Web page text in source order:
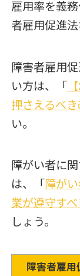
雇用率を義
者雇用促進法
障害者雇用
い方は、「
押さえるべ
い。
障がい者に
は、「 障が
業が遵守す
しょう。
障害者雇